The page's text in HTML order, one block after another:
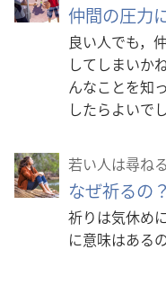
仲間の圧力
良い人でも，
してしまいか
んなことを知
したらよいで
若い人は尋ねる
なぜ祈るの？
祈りは気休め
に意味はある